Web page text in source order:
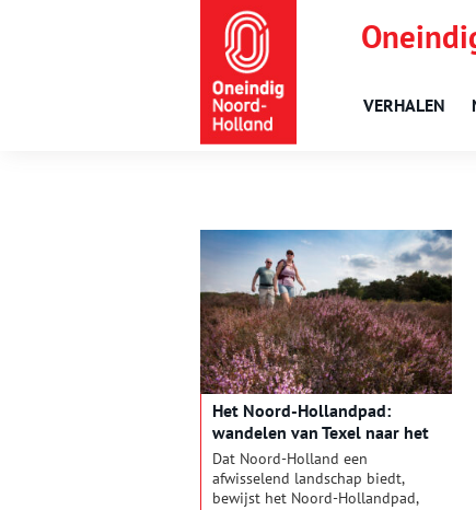
VERHALEN
Het Noord-Hollandpad:
wandelen van Texel naar het
Gooi
Dat Noord-Holland een
afwisselend landschap biedt,
bewijst het Noord-Hollandpad,